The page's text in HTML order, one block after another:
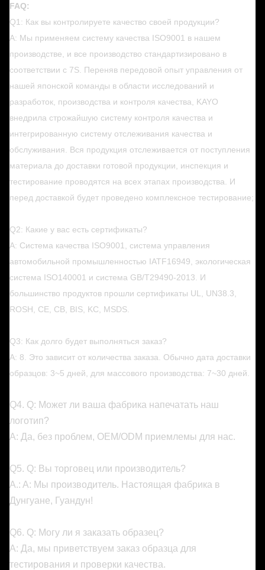
FAQ:
Q1: Как вы контролируете качество своей продукции?
A: Мы применяем систему качества ISO9001 в нашем
производстве, и все производство стандартизировано в
соответствии с 7S. Переняв передовой опыт управления от
нашей японской команды в области исследований и
разработок, производства и контроля качества, KAYO
внедрила строжайшую систему контроля качества и
интегрированную систему отслеживания качества и
обслуживания. Вся продукция отслеживается от поступления
материала до доставки готовой продукции, инспекция и
тестирование проводятся на всех этапах производства. И
перед доставкой будет проведено комплексное тестирование;
Q2: Какие у вас есть сертификаты?
A: Система качества ISO9001, система управления
автомобильной промышленностью IATF16949, экологическая
система ISO140001 и система GB/T29490-2013. И
большинство продуктов прошли сертификаты UL, UN38.3,
ROSH, CE, CB, BIS, KC, MSDS.
Q3: Как долго будет выполняться заказ?
A: 8. Это зависит от количества заказа. Обычно дата доставки
образцов: 3~5 дней, для массового производства: 7~30 дней.
Q4. Q: Может ли ваша фабрика напечатать наш
логотип?
A: Да, без проблем, OEM/ODM приемлемы для нас.
Q5. Q: Вы торговец или производитель?
A.: A: Мы производитель. Настоящая фабрика в
Дунгуане, Гуандун!
Q6. Q: Могу ли я заказать образец?
A: Да, мы приветствуем заказ образца для
тестирования и проверки качества.